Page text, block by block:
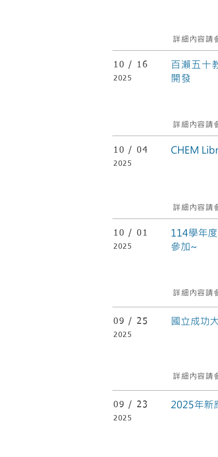
詳細內容請
10 / 16
2025
百瀨五十
開發
詳細內容請
10 / 04
2025
CHEM
詳細內容請
10 / 01
2025
114學年
參加~
詳細內容請
09 / 25
2025
國立成功
詳細內容請
09 / 23
2025
2025年新